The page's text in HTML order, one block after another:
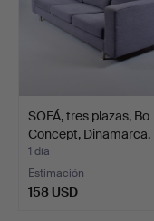
SOFÁ, tres plazas, Bo
Concept, Dinamarca.
1 día
Estimación
158 USD